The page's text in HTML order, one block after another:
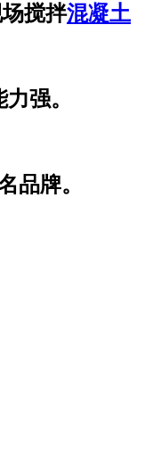
搅拌混凝土
强。
品牌。